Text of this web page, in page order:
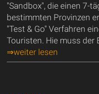
"Sandbox", die einen 7-
bestimmten Provinzen
"Test & Go" Verfahren
Touristen. Hie muss der
⇒weiter lesen